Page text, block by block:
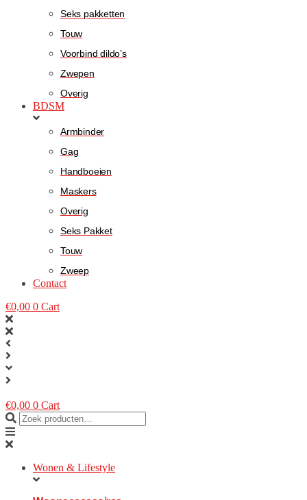
Seks pakketten
Touw
Voorbind dildo’s
Zwepen
Overig
BDSM
Armbinder
Gag
Handboeien
Maskers
Overig
Seks Pakket
Touw
Zweep
Contact
€0,00 0 Cart
€0,00 0 Cart
Wonen & Lifestyle